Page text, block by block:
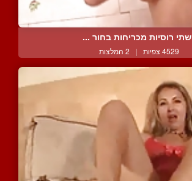
שתי רוסיות מכריחות בחור ...
4529 צפיות | 2 המלצות